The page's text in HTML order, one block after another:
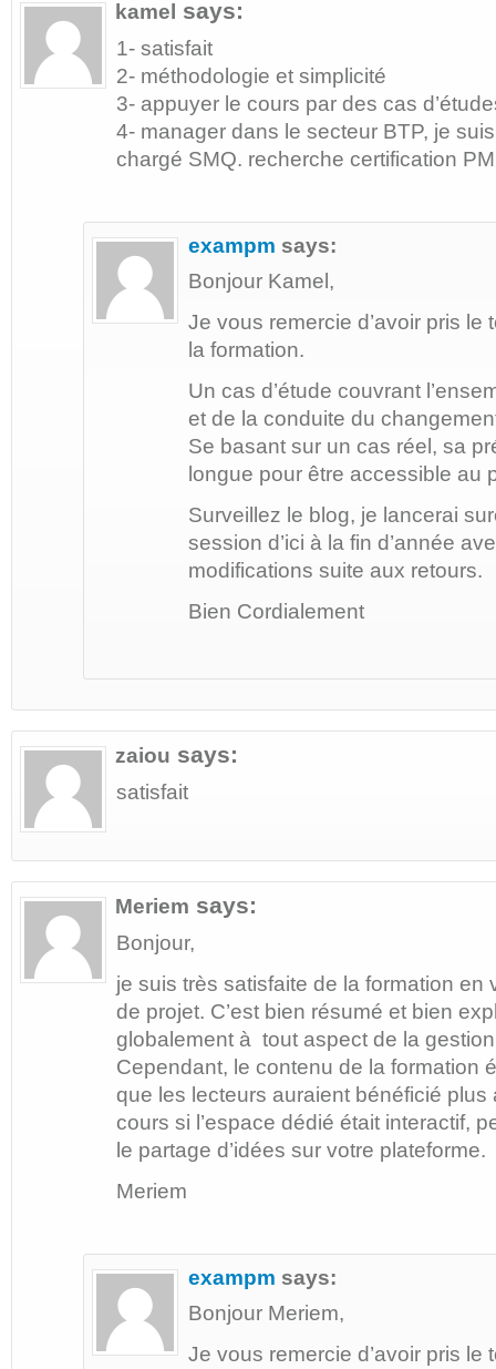
kamel says:
1- satisfait
2- méthodologie et simplicité
3- appuyer le cours par des cas
4- manager dans le secteur BTP, je
chargé SMQ. recherche certification
exampm says:
Bonjour Kamel,
Je vous remercie d’avoir pris le
la formation.
Un cas d’étude couvrant
et de la conduite du
Se basant sur un cas réel, sa
longue pour être accessible au
Surveillez le blog, je lancerai
session d’ici à la fin d’année
modifications suite aux retours.
Bien Cordialement
zaiou says:
satisfait
Meriem says:
Bonjour,
je suis très satisfaite de la formation en
de projet. C’est bien résumé et bien
globalement à tout aspect de la
Cependant, le contenu de la formation
que les lecteurs auraient bénéficié plus
cours si l’espace dédié était interactif,
le partage d’idées sur votre plateforme.
Meriem
exampm says:
Bonjour Meriem,
Je vous remercie d’avoir pris le